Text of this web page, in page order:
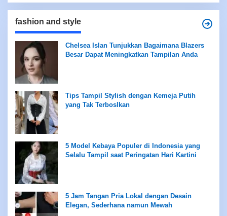
fashion and style
Chelsea Islan Tunjukkan Bagaimana Blazers
Besar Dapat Meningkatkan Tampilan Anda
Tips Tampil Stylish dengan Kemeja Putih
yang Tak Terboslkan
5 Model Kebaya Populer di Indonesia yang
Selalu Tampil saat Peringatan Hari Kartini
5 Jam Tangan Pria Lokal dengan Desain
Elegan, Sederhana namun Mewah